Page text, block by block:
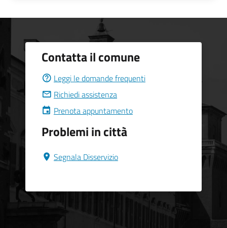
Contatta il comune
Leggi le domande frequenti
Richiedi assistenza
Prenota appuntamento
Problemi in città
Segnala Disservizio